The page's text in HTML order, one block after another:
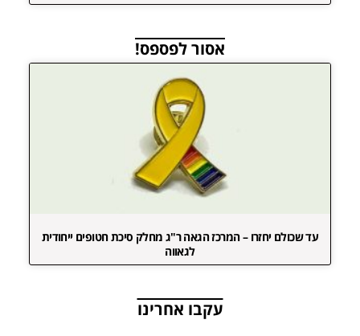
אסור לפספס!
עד שכולם יחזרו – המרכז הגאה ר"ג מחלק סיכת חטופים ייחודית
לגאווה
עקבו אחרינו